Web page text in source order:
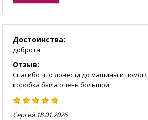
Достоинства:
доброта
Отзыв:
Спасибо что донесли до машины и
коробка была очень большой.
Сергей 18.01.2026